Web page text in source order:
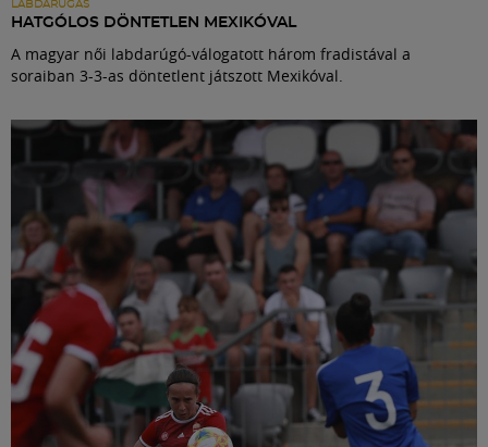
LABDARÚGÁS
HATGÓLOS DÖNTETLEN MEXIKÓVAL
A magyar női labdarúgó-válogatott három fradistával a
soraiban 3-3-as döntetlent játszott Mexikóval.